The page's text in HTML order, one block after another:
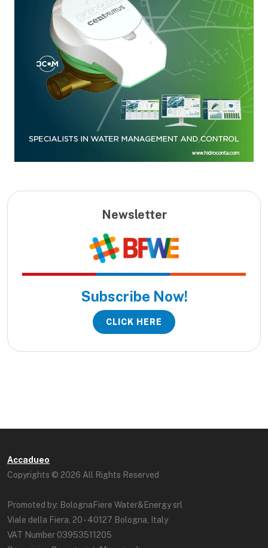
Newsletter
Subscribe Now!
CLICK HERE
Accadueo
Copyrights © 2026 All Rights Reserved
Promoted by: BolognaFiere Water&Energy srl
Viale della Fiera, 20 - 40127 Bologna, Italy
VAT Number 03953511205